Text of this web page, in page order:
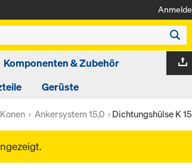
Komponenten & Zubehör
Gerüste
Ankersystem 15,0 Dichtungshülse K